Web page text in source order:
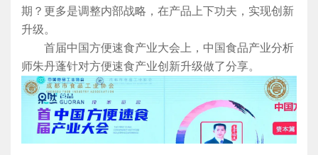
期？更多是调整内部战略，在产品上下功夫，实现创新
升级。
首届中国方便速食产业大会上，中国食品产业分析
师朱丹蓬针对方便速食产业创新升级做了分享。